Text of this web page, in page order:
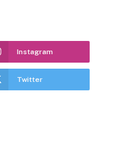
Instagram
Twitter